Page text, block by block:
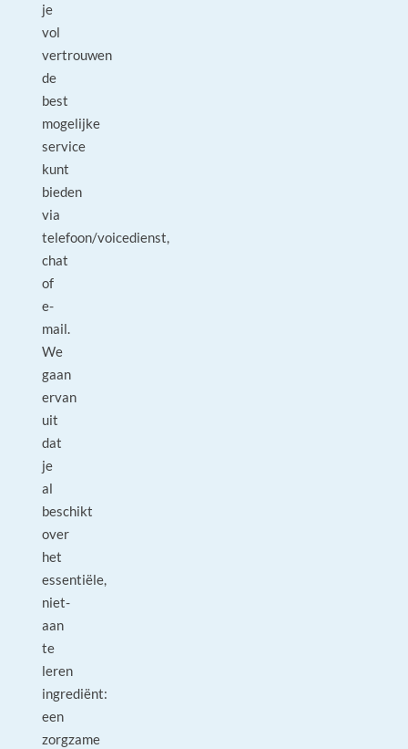
je
vol
vertrouwen
de
best
mogelijke
service
kunt
bieden
via
telefoon/voicedienst,
chat
of
e-
mail.
We
gaan
ervan
uit
dat
je
al
beschikt
over
het
essentiële,
niet-
aan
te
leren
ingrediënt:
een
zorgzame